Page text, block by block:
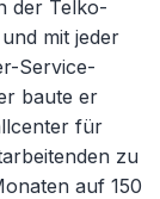
der Telko-
mit jeder
Service-
baute er
für
zu
auf 150